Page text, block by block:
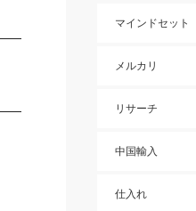
マインドセット
メルカリ
リサーチ
中国輸入
仕入れ